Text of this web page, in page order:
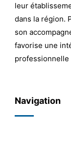
leur
dans la région.
son
favorise une
Navigation